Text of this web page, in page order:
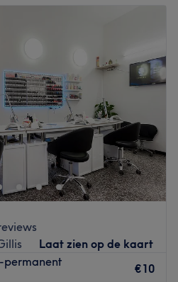
Laat zien op de kaart
permanent
€10